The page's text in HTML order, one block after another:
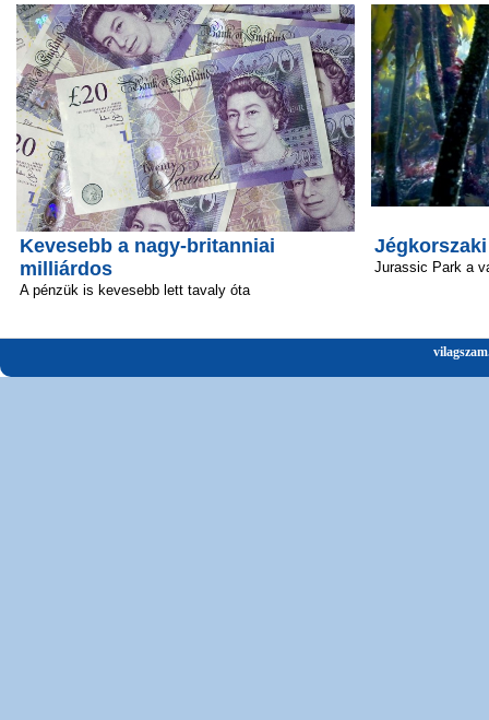
Kevesebb a nagy-britanniai
milliárdos
A pénzük is kevesebb lett tavaly óta
Jurassic Park a